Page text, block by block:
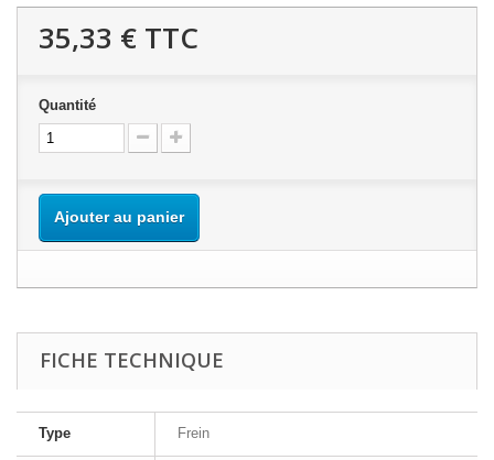
35,33 € TTC
Quantité
Ajouter au panier
FICHE TECHNIQUE
Type Frein